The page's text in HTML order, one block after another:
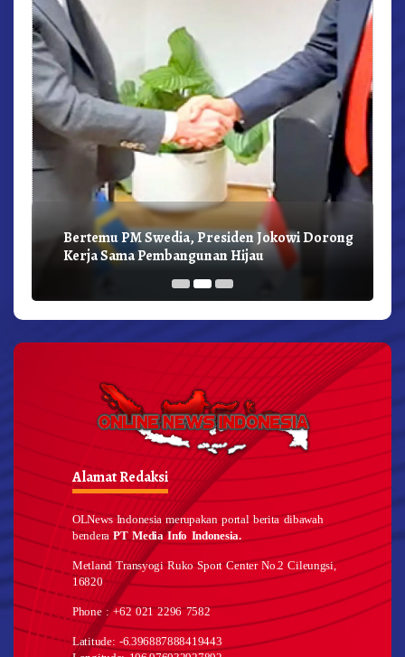
Bertemu PM Swedia, Presiden Jokowi Dorong
Kerja Sama Pembangunan Hijau
Alamat Redaksi
OLNews Indonesia merupakan portal berita dibawah
benderaPT Media Info Indonesia.
Metland Transyogi Ruko Sport Center No.2 Cileungsi,
16820
Phone : +62 021 2296 7582
Latitude: -6.396887888419443